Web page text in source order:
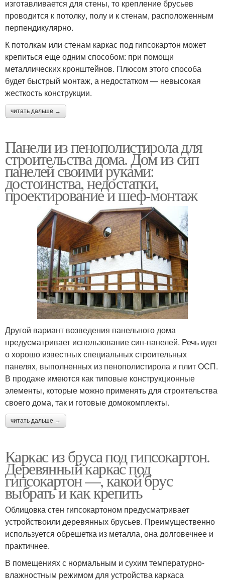
изготавливается для стены, то крепление брусьев
проводится к потолку, полу и к стенам, расположенным
перпендикулярно.
К потолкам или стенам каркас под гипсокартон может
крепиться еще одним способом: при помощи
металлических кронштейнов. Плюсом этого способа
будет быстрый монтаж, а недостатком — невысокая
жесткость конструкции.
читать дальше →
Панели из пенополистирола для
строительства дома. Дом из сип
панелей своими руками:
достоинства, недостатки,
проектирование и шеф-монтаж
Другой вариант возведения панельного дома
предусматривает использование сип-панелей. Речь идет
о хорошо известных специальных строительных
панелях, выполненных из пенополистирола и плит ОСП.
В продаже имеются как типовые конструкционные
элементы, которые можно применять для строительства
своего дома, так и готовые домокомплекты.
читать дальше →
Каркас из бруса под гипсокартон.
Деревянный каркас под
гипсокартон —, какой брус
выбрать и как крепить
Облицовка стен гипсокартоном предусматривает
устройствоили деревянных брусьев. Преимущественно
используется обрешетка из металла, она долговечнее и
практичнее.
В помещениях с нормальным и сухим температурно-
влажностным режимом для устройства каркаса